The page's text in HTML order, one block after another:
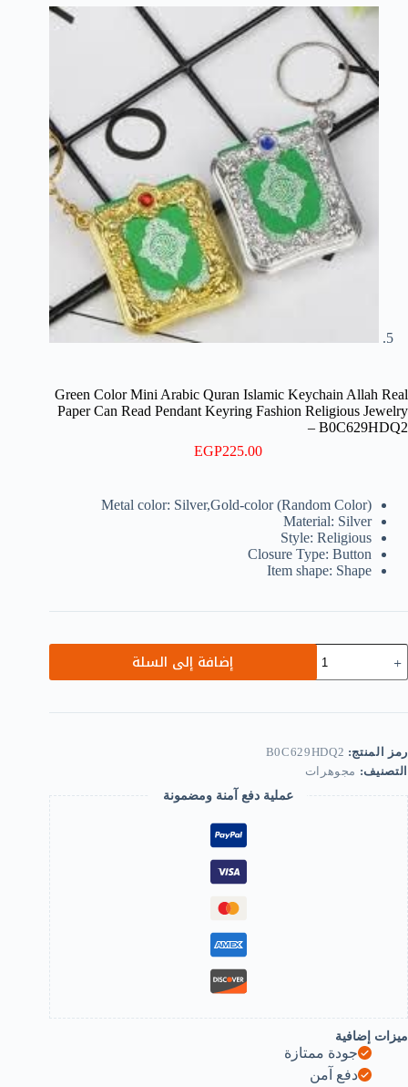
Green Color Mini Arabic Quran Islamic Keychain Allah Real
Paper Can Read Pendant Keyring Fashion Religious Jewelry
– B0C629HDQ2
EGP225.00
Metal color: Silver,Gold-color (Random Color)
Material: Silver
Style: Religious
Closure Type: Button
Item shape: Shape
Green
Color
Arabic
Islamic
Keychain
Allah
Paper
Can
Read
Pendant
Keyring
Fashion
Religious
Jewelry
-
B0C629HDQ2
إضافة إلى السلة
رمز المنتج: B0C629HDQ2
التصنيف: مجوهرات
عملية دفع آمنة ومضمونة
ميزات إضافية
جودة ممتازة
دفع آمن